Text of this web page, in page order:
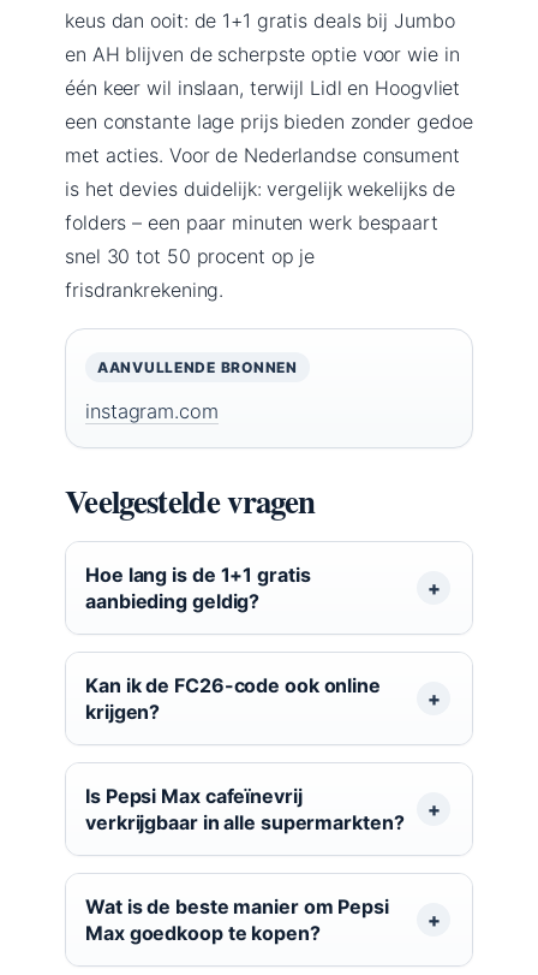
keus dan ooit: de 1+1 gratis deals bij Jumbo
en AH blijven de scherpste optie voor wie in
één keer wil inslaan, terwijl Lidl en Hoogvliet
een constante lage prijs bieden zonder gedoe
met acties. Voor de Nederlandse consument
is het devies duidelijk: vergelijk wekelijks de
folders – een paar minuten werk bespaart
snel 30 tot 50 procent op je
frisdrankrekening.
AANVULLENDE BRONNEN
instagram.com
Veelgestelde vragen
Hoe lang is de 1+1 gratis
aanbieding geldig?
Kan ik de FC26-code ook online
krijgen?
Is Pepsi Max cafeïnevrij
verkrijgbaar in alle supermarkten?
Wat is de beste manier om Pepsi
Max goedkoop te kopen?